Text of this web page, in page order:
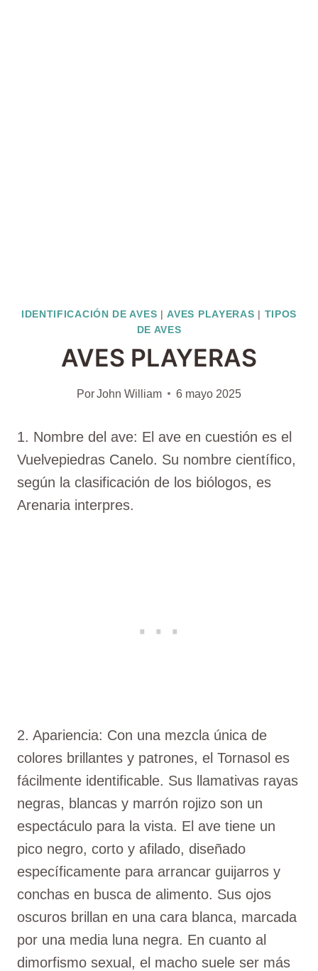
IDENTIFICACIÓN DE AVES |AVES PLAYERAS | TIPOS
DE AVES
AVES PLAYERAS
PorJohn William 6 mayo 2025
1. Nombre del ave: El ave en cuestión es el
Vuelvepiedras Canelo. Su nombre científico,
según la clasificación de los biólogos, es
Arenaria interpres.
2. Apariencia: Con una mezcla única de
colores brillantes y patrones, el Tornasol es
fácilmente identificable. Sus llamativas rayas
negras, blancas y marrón rojizo son un
espectáculo para la vista. El ave tiene un
pico negro, corto y afilado, diseñado
específicamente para arrancar guijarros y
conchas en busca de alimento. Sus ojos
oscuros brillan en una cara blanca, marcada
por una media luna negra. En cuanto al
dimorfismo sexual, el macho suele ser más